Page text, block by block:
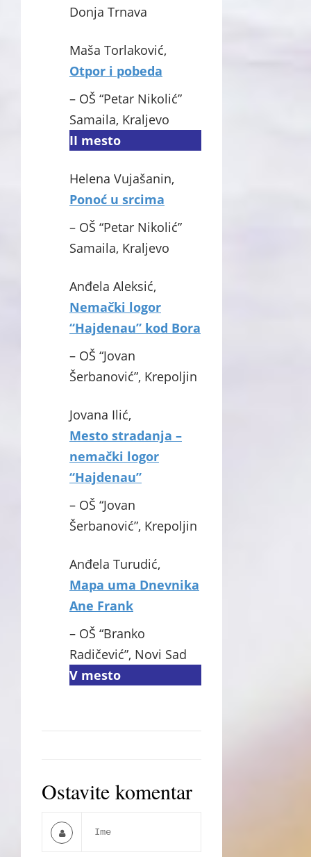
Donja Trnava
Maša Torlaković,
Otpor i pobeda
– OŠ “Petar Nikolić”
Samaila, Kraljevo
II mesto
Helena Vujašanin,
Ponoć u srcima
– OŠ “Petar Nikolić”
Samaila, Kraljevo
Anđela Aleksić,
Nemački logor
“Hajdenau” kod Bora
– OŠ “Jovan
Šerbanović”, Krepoljin
Jovana Ilić,
Mesto stradanja –
nemački logor
“Hajdenau”
– OŠ “Jovan
Šerbanović”, Krepoljin
Anđela Turudić,
Mapa uma Dnevnika
Ane Frank
– OŠ “Branko
Radičević”, Novi Sad
V mesto
Ostavite komentar